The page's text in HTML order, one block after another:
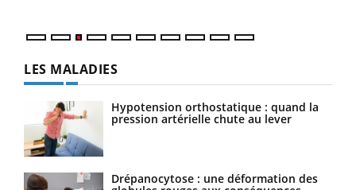
LES MALADIES
Hypotension orthostatique : quand la
pression artérielle chute au lever
Drépanocytose : une déformation des